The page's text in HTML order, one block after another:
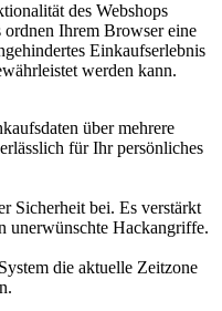
des Webshops
Ihrem Browser eine
Einkaufserlebnis
werden kann.
über mehrere
für Ihr persönliches
Sicherheit bei. Es verstärkt
unerwünschte Hackangriffe.
die aktuelle Zeitzone